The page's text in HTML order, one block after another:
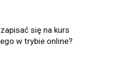
się na kurs
w trybie online?